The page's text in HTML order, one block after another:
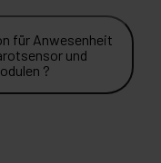
für Anwesenheit
und
?